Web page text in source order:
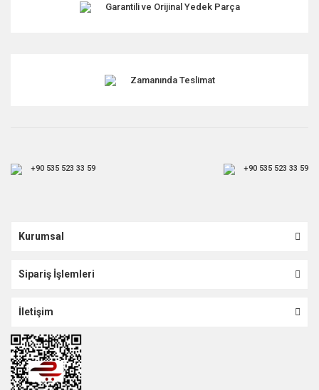
Garantili ve Orijinal Yedek Parça
Zamanında Teslimat
+90 535 523 33 59 +90 535 523 33 59
Kurumsal
Sipariş İşlemleri
İletişim